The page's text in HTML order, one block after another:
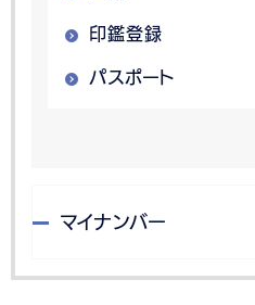
印鑑登録
パスポート
マイナンバー